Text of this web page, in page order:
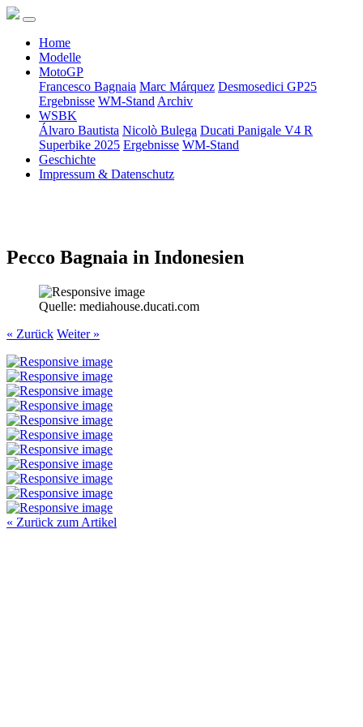
Home
Modelle
MotoGP
Francesco Bagnaia Marc Márquez Desmosedici GP25
Ergebnisse WM-Stand Archiv
WSBK
Álvaro Bautista Nicolò Bulega Ducati Panigale V4 R
Superbike 2025 Ergebnisse WM-Stand
Geschichte
Impressum & Datenschutz
Pecco Bagnaia in Indonesien
Quelle: mediahouse.ducati.com
« Zurück Weiter »
« Zurück zum Artikel